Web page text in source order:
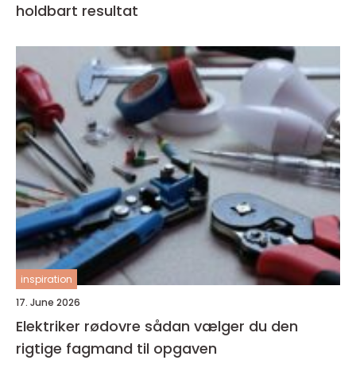
holdbart resultat
inspiration
17. June 2026
Elektriker rødovre sådan vælger du den
rigtige fagmand til opgaven